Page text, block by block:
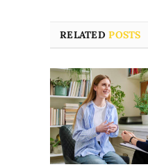
RELATEDPOSTS